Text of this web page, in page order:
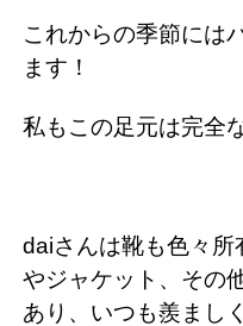
これからの季節には
ます！
私もこの足元は完全
daiさんは靴も色々所
やジャケット、その
あり、いつも羨まし